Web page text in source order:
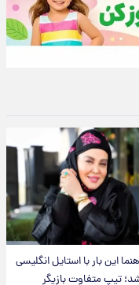
این بار با استایل انگلیسی
تیپ متفاوت بازیگر